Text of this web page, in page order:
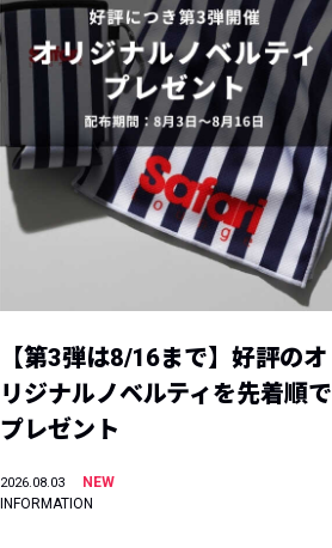
【第3弾は8/16まで】好評のオ
リジナルノベルティを先着順で
プレゼント
2026.08.03
NEW
INFORMATION